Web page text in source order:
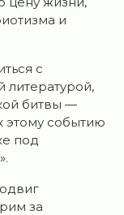
и
с
литературой,
битвы —
этому событию
под
за